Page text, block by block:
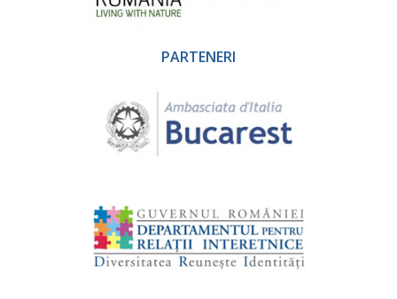
PARTENERI